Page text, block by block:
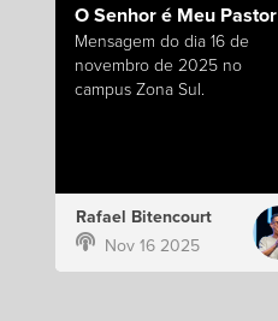
O Senhor é Meu Pastor
Mensagem do dia 16 de
novembro de 2025 no
campus Zona Sul.
Rafael Bitencourt
Nov 16 2025